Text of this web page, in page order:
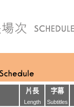
片長
Length
字幕
Subtitles